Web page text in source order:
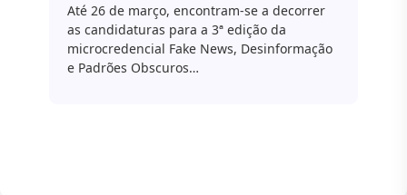
Até 26 de março, encontram-se a decorrer
as candidaturas para a 3ª edição da
microcredencial Fake News, Desinformação
e Padrões Obscuros…